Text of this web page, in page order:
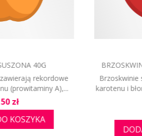
ŻURAWINA LIOFILIZOWANA
Żurawina liofilizowana -
się lekko kwaskowatym smakiem,
DODAJ DO KOSZYKA